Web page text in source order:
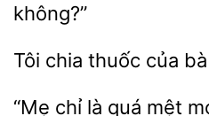
không?”
Tôi chia
“Mẹ chỉ mệt